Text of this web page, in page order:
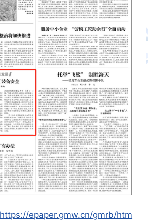
https://epaper.gmw.cn/gmrb/htm